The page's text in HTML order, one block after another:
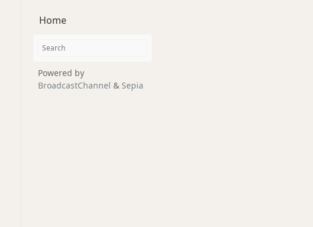
Home
Powered by
BroadcastChannel & Sepia